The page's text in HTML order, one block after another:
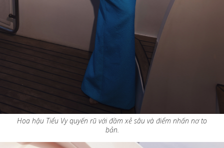
Hoa hậu Tiểu Vy quyến rũ với đầm xẻ sâu và điểm nhấn nơ to
bản.